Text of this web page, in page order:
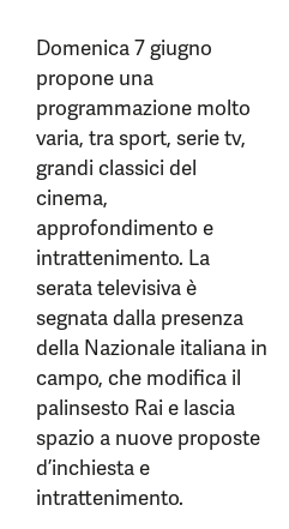
Domenica 7 giugno
propone una
programmazione molto
varia, tra sport, serie tv,
grandi classici del
cinema,
approfondimento e
intrattenimento. La
serata televisiva è
segnata dalla presenza
della Nazionale italiana in
campo, che modifica il
palinsesto Rai e lascia
spazio a nuove proposte
d’inchiesta e
intrattenimento.